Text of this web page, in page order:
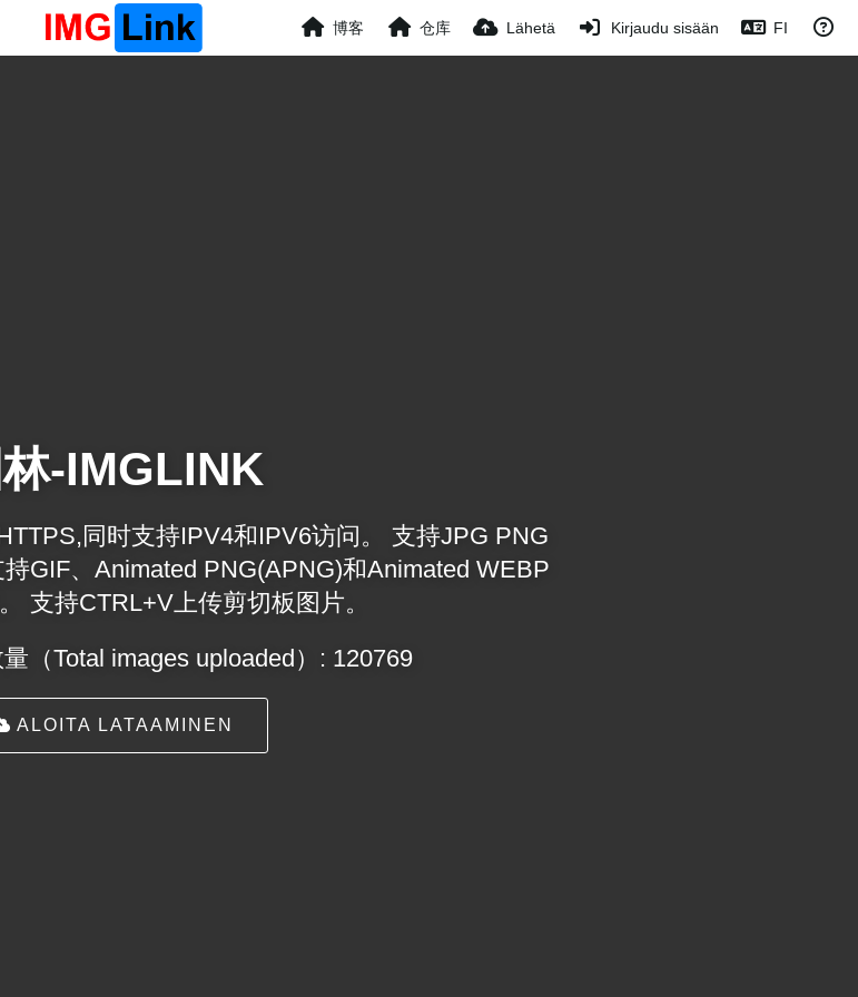
博客 仓库 Lähetä Kirjaudu sisään FI
林-IMGLINK
同时支持IPV4和IPV6访问。 支持JPG PNG
GIF、Animated PNG(APNG)和Animated WEBP
支持CTRL+V上传剪切板图片。
（Total images uploaded）: 120769
ALOITA LATAAMINEN